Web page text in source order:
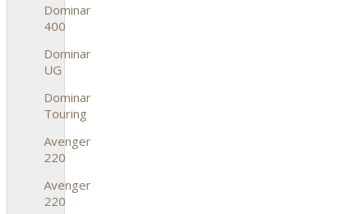
Dominar
400
Dominar
UG
Dominar
Touring
Avenger
220
Avenger
220